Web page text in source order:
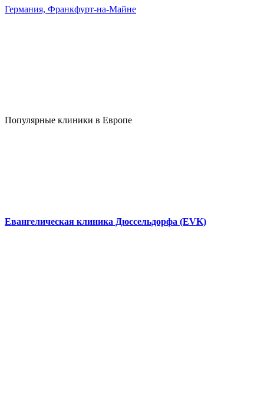
Германия, Франкфурт-на-Майне
Популярные клиники в Европе
Евангелическая клиника Дюссельдорфа (EVK)